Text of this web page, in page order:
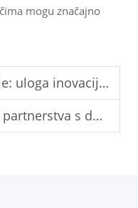
mogu značajno
inovacija M12 sočiva
dobavljačima M12 sočiva